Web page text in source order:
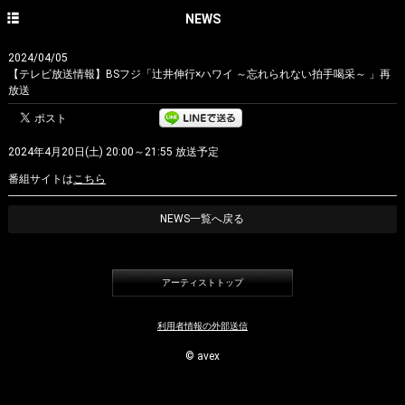
NEWS
2024/04/05
【テレビ放送情報】BSフジ「辻井伸行×ハワイ ～忘れられない拍手喝采～ 」再
放送
2024年4月20日(土) 20:00～21:55 放送予定
番組サイトはこちら
NEWS一覧へ戻る
アーティストトップ
利用者情報の外部送信
© avex
NEWS
DISCOGRAPHY
PROFILE
PHOTO GALLERY
avex classics official site
avex classics facebook